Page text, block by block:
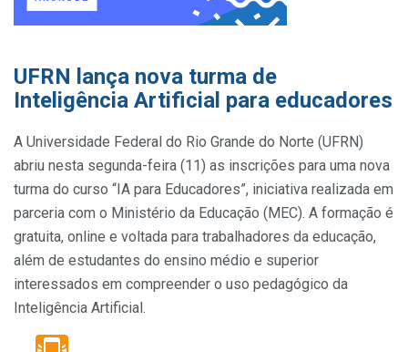
UFRN lança nova turma de
Inteligência Artificial para educadores
A Universidade Federal do Rio Grande do Norte (UFRN)
abriu nesta segunda-feira (11) as inscrições para uma nova
turma do curso “IA para Educadores”, iniciativa realizada em
parceria com o Ministério da Educação (MEC). A formação é
gratuita, online e voltada para trabalhadores da educação,
além de estudantes do ensino médio e superior
interessados em compreender o uso pedagógico da
Inteligência Artificial.